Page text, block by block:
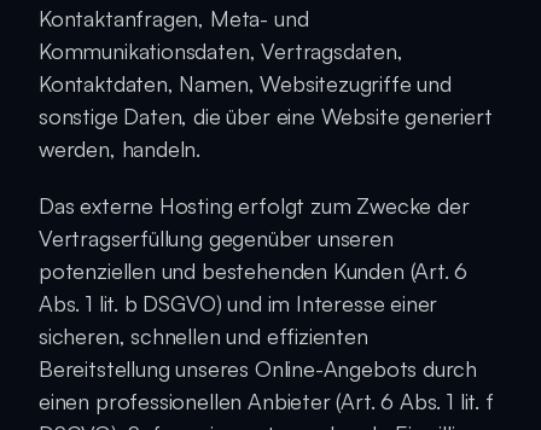
Kontaktanfragen, Meta- und
Kommunikationsdaten, Vertragsdaten,
Kontaktdaten, Namen, Websitezugriffe und
sonstige Daten, die über eine Website generiert
werden, handeln.
Das externe Hosting erfolgt zum Zwecke der
Vertragserfüllung gegenüber unseren
potenziellen und bestehenden Kunden (Art. 6
Abs. 1 lit. b DSGVO) und im Interesse einer
sicheren, schnellen und effizienten
Bereitstellung unseres Online-Angebots durch
einen professionellen Anbieter (Art. 6 Abs. 1 lit. f